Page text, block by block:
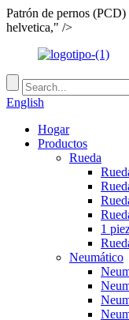
Patrón de pernos
helvetica," />
English
Hogar
Productos
Rueda
1
Neumático